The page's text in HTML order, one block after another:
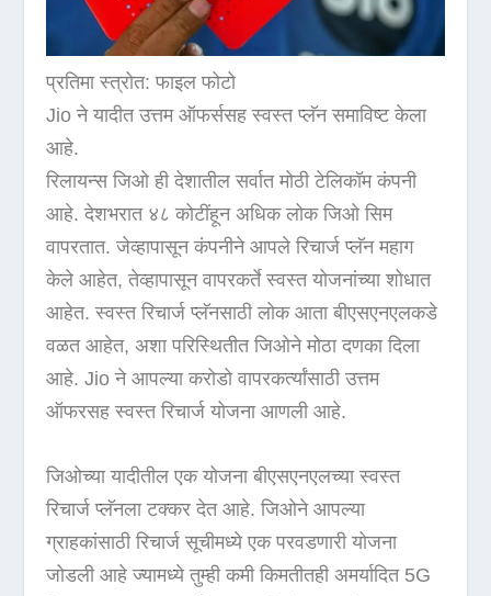
प्रतिमा स्त्रोत: फाइल फोटो
Jio ने यादीत उत्तम ऑफर्ससह स्वस्त प्लॅन समाविष्ट केला
आहे.
रिलायन्स जिओ ही देशातील सर्वात मोठी टेलिकॉम कंपनी
आहे. देशभरात ४८ कोटींहून अधिक लोक जिओ सिम
वापरतात. जेव्हापासून कंपनीने आपले रिचार्ज प्लॅन महाग
केले आहेत, तेव्हापासून वापरकर्ते स्वस्त योजनांच्या शोधात
आहेत. स्वस्त रिचार्ज प्लॅनसाठी लोक आता बीएसएनएलकडे
वळत आहेत, अशा परिस्थितीत जिओने मोठा दणका दिला
आहे. Jio ने आपल्या करोडो वापरकर्त्यांसाठी उत्तम
ऑफरसह स्वस्त रिचार्ज योजना आणली आहे.
जिओच्या यादीतील एक योजना बीएसएनएलच्या स्वस्त
रिचार्ज प्लॅनला टक्कर देत आहे. जिओने आपल्या
ग्राहकांसाठी रिचार्ज सूचीमध्ये एक परवडणारी योजना
जोडली आहे ज्यामध्ये तुम्ही कमी किमतीतही अमर्यादित 5G